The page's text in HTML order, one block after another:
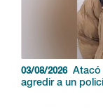
03/08/2026
Atacó
agredir a un